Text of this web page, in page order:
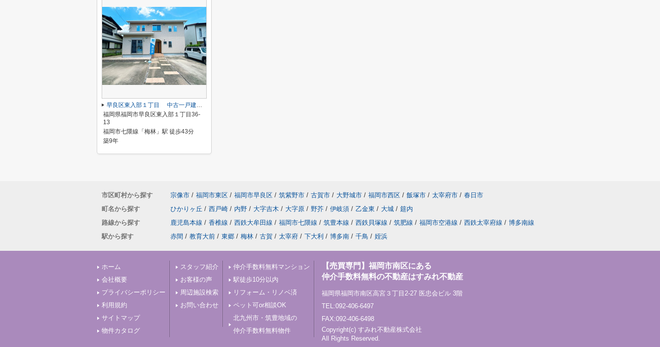
早良区東入部１丁目 中古一戸建☆仲介手数料無料☆
福岡県福岡市早良区東入部１丁目36-
13
福岡市七隈線「梅林」駅 徒歩43分
築9年
市区町村から探す 宗像市 / 福岡市東区 / 福岡市早良区 / 筑紫野市 / 古賀市 / 大野城市 / 福岡市西区 / 飯塚市 / 太宰府市 / 春日市
町名から探す
ひかりヶ丘 / 西戸崎 / 内野 / 大字吉木 / 大字原 / 野芥 / 伊岐須 / 乙金東 / 大城 / 筵内
路線から探す
鹿児島本線 / 香椎線 / 西鉄大牟田線 / 福岡市七隈線 / 筑豊本線 / 西鉄貝塚線 / 筑肥線 / 福岡市空港線 / 西鉄太宰府線 / 博多南線
駅から探す
赤間 / 教育大前 / 東郷 / 梅林 / 古賀 / 太宰府 / 下大利 / 博多南 / 千鳥 / 姪浜
ホーム
会社概要
プライバシーポリシー
利用規約
サイトマップ
物件カタログ
スタッフ紹介
お客様の声
周辺施設検索
お問い合わせ
仲介手数料無料マンション
駅徒歩10分以内
リフォーム・リノベ済
ペット可or相談OK
北九州市・筑豊地域の
仲介手数料無料物件
【売買専門】福岡市南区にある
仲介手数料無料の不動産はすみれ不動産
福岡県福岡市南区高宮３丁目2-27 医忠会ビル 3階
TEL:092-406-6497
FAX:092-406-6498
Copyright(c) すみれ不動産株式会社
All Rights Reserved.